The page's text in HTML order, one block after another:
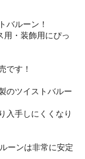
バルーン！
用・装飾用にぴっ
です！
のツイストバルー
入手しにくくなり
ーンは非常に安定